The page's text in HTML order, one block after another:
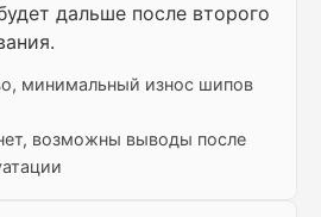
дальше после второго
минимальный износ шипов
возможны выводы после